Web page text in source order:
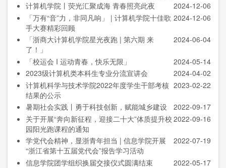
2024-12-06
计算机学院丨荧光汇聚成海 青春照亮此夜
2024-12-06
「万有“音”力，非同凡响」 | 计算机学院十佳歌
手大赛精彩回顾
2024-06-04
「浙商大计算机学院星光夜跑 | 第六期 来
了！」
2024-05-14
「校运会 I 运动青春，快乐无限」
2024-04-02
2023级计算机类本科生专业分流宣讲会
2023-02-22
计算机科学与技术学院2022年度学生干部考核
结果的公示
2022-09-17
暑期社会实践丨勇于科技创新，赋能城乡建设
2022-09-16
关于开展“奔向新征程，迎接二十大”体质提升校
园阳光跑课程的通知
2022-07-19
学党代会精神，显浙青年担当 | 信息学院开展
“浙江省第十五届党代会”报告学习活动
2022-05-17
信息学院团学组织换届交接仪式圆满结束